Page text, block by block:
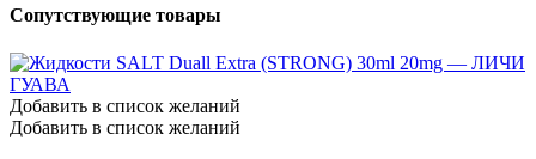
Сопутствующие товары
Добавить в список желаний
Добавить в список желаний